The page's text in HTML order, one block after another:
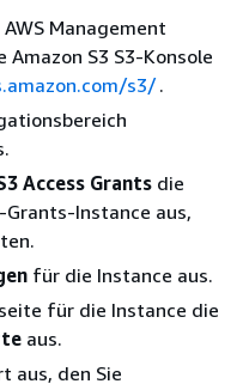
Management
Amazon S3 S3-Konsole
s3/.
Access Grants die
Instance aus,
für die Instance aus.
für die Instance die
aus.
aus, den Sie